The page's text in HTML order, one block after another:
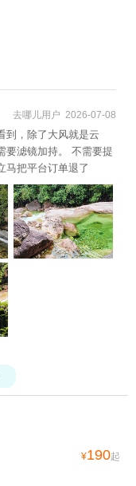
普
旅游
白
山
+宏
南景
翔伞
江景
国古
+黄
界
地(宏
夜游
江+齐
去哪儿用户 2026-07-08
到，除了大风就是云
要滤镜加持。 不需要提
马把平台订单退了
¥190起